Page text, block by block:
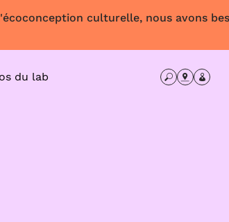
culturelle, nous avons
du lab